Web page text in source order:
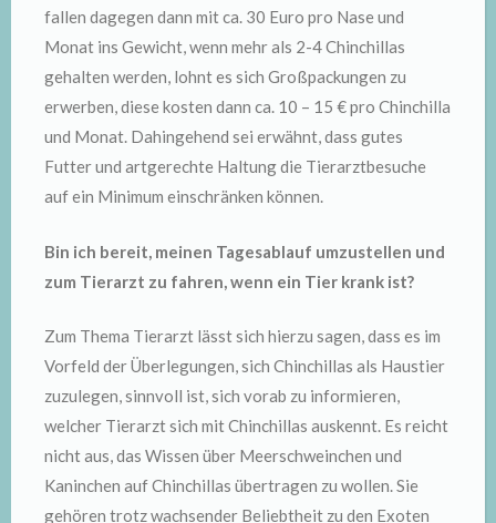
fallen dagegen dann mit ca. 30 Euro pro Nase und
Monat ins Gewicht, wenn mehr als 2-4 Chinchillas
gehalten werden, lohnt es sich Großpackungen zu
erwerben, diese kosten dann ca. 10 – 15 € pro Chinchilla
und Monat. Dahingehend sei erwähnt, dass gutes
Futter und artgerechte Haltung die Tierarztbesuche
auf ein Minimum einschränken können.
Bin ich bereit, meinen Tagesablauf umzustellen und
zum Tierarzt zu fahren, wenn ein Tier krank ist?
Zum Thema Tierarzt lässt sich hierzu sagen, dass es im
Vorfeld der Überlegungen, sich Chinchillas als Haustier
zuzulegen, sinnvoll ist, sich vorab zu informieren,
welcher Tierarzt sich mit Chinchillas auskennt. Es reicht
nicht aus, das Wissen über Meerschweinchen und
Kaninchen auf Chinchillas übertragen zu wollen. Sie
gehören trotz wachsender Beliebtheit zu den Exoten